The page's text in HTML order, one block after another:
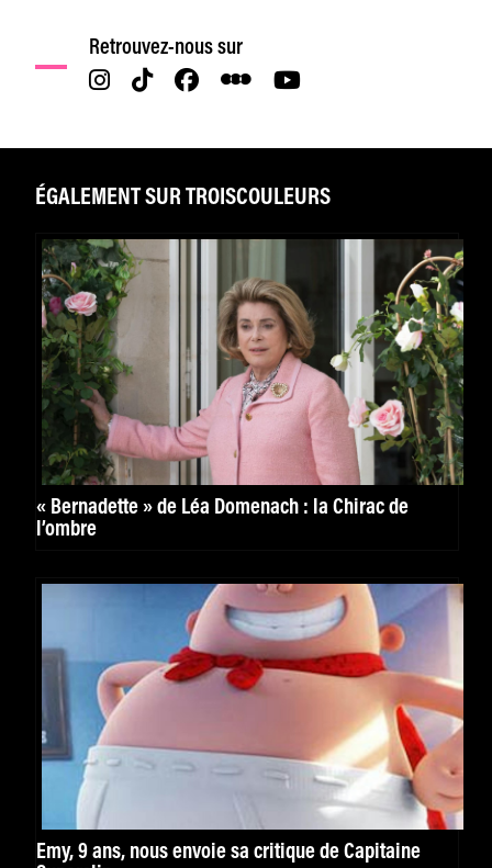
Retrouvez-nous sur
ÉGALEMENT SUR TROISCOULEURS
« Bernadette » de Léa Domenach : la Chirac de
l’ombre
Emy, 9 ans, nous envoie sa critique de Capitaine